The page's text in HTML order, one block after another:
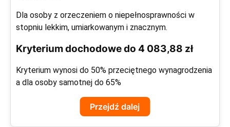
Dla osoby z orzeczeniem o niepełnosprawności w
stopniu lekkim, umiarkowanym i znacznym.
Kryterium dochodowe do 4 083,88 zł
Kryterium wynosi do 50% przeciętnego wynagrodzenia
a dla osoby samotnej do 65%
Przejdź dalej